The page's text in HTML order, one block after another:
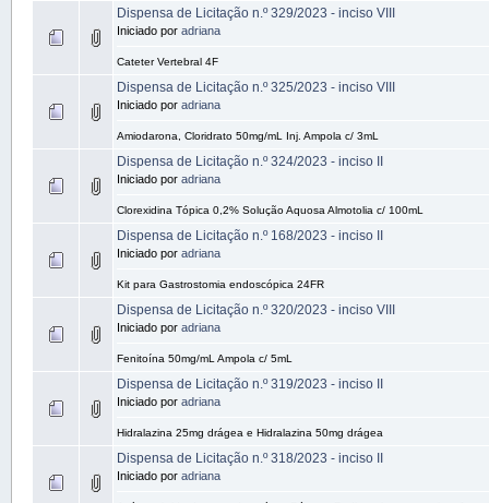
Dispensa de Licitação n.º 329/2023 - inciso VIII
Iniciado por adriana
Cateter Vertebral 4F
Dispensa de Licitação n.º 325/2023 - inciso VIII
Iniciado por adriana
Amiodarona, Cloridrato 50mg/mL Inj. Ampola c/ 3mL
Dispensa de Licitação n.º 324/2023 - inciso II
Iniciado por adriana
Clorexidina Tópica 0,2% Solução Aquosa Almotolia c/ 100mL
Dispensa de Licitação n.º 168/2023 - inciso II
Iniciado por adriana
Kit para Gastrostomia endoscópica 24FR
Dispensa de Licitação n.º 320/2023 - inciso VIII
Iniciado por adriana
Fenitoína 50mg/mL Ampola c/ 5mL
Dispensa de Licitação n.º 319/2023 - inciso II
Iniciado por adriana
Hidralazina 25mg drágea e Hidralazina 50mg drágea
Dispensa de Licitação n.º 318/2023 - inciso II
Iniciado por adriana